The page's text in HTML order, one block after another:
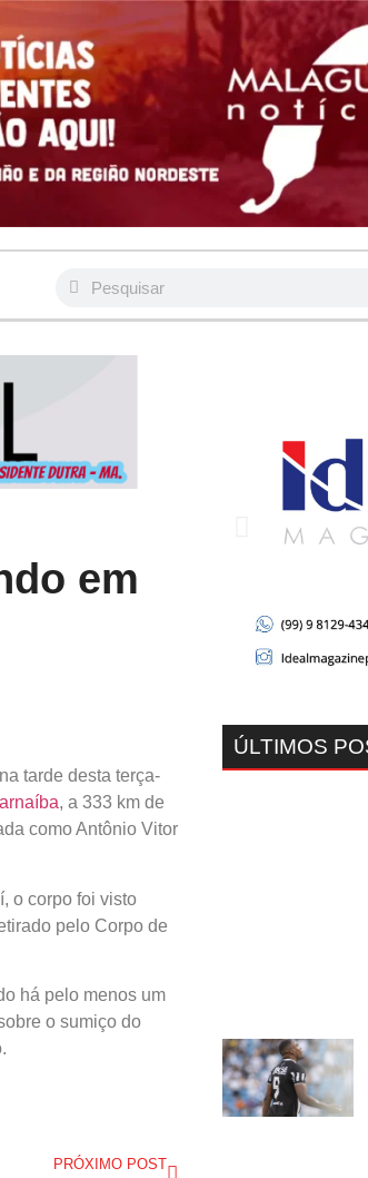
em
tarde desta terça-
, a 333 km de
como Antônio Vitor
o corpo foi visto
pelo Corpo de
há pelo menos um
o sumiço do
PRÓXIMO POST
ÚLTIMOS